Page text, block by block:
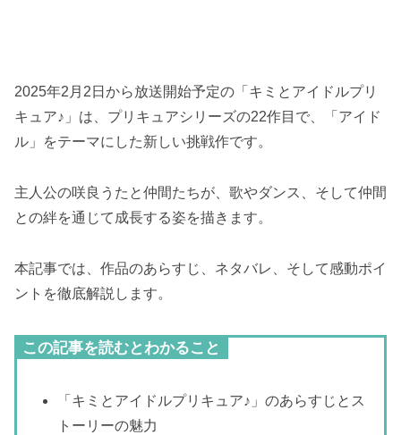
2025年2月2日から放送開始予定の「キミとアイドルプリ
キュア♪」は、プリキュアシリーズの22作目で、「アイド
ル」をテーマにした新しい挑戦作です。
主人公の咲良うたと仲間たちが、歌やダンス、そして仲間
との絆を通じて成長する姿を描きます。
本記事では、作品のあらすじ、ネタバレ、そして感動ポイ
ントを徹底解説します。
この記事を読むとわかること
「キミとアイドルプリキュア♪」のあらすじとス
トーリーの魅力